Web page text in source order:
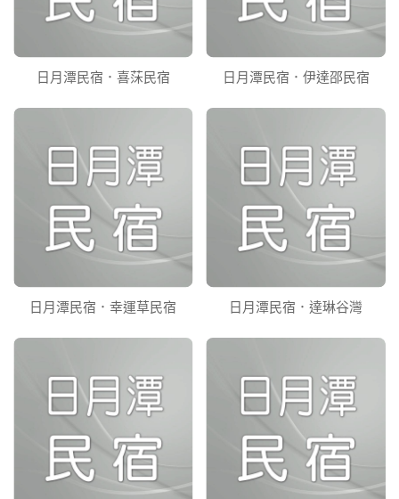
日月潭民宿．喜莯民宿 日月潭民宿．伊達邵民宿
日月潭民宿．幸運草民宿 日月潭民宿．達琳谷灣